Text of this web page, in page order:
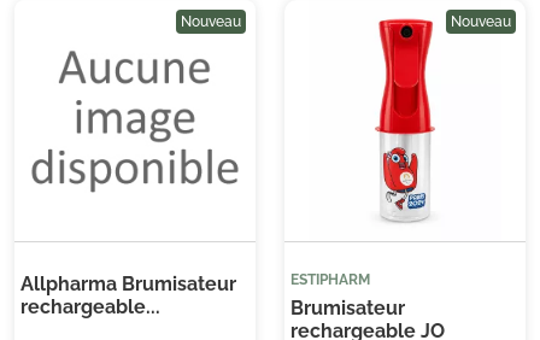
Nouveau
Allpharma Brumisateur
rechargeable...
Nouveau
ESTIPHARM
Brumisateur
rechargeable JO